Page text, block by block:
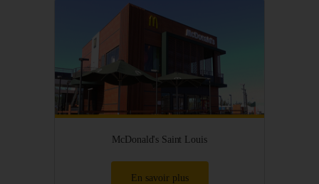
McDonald's Saint Louis
En savoir plus